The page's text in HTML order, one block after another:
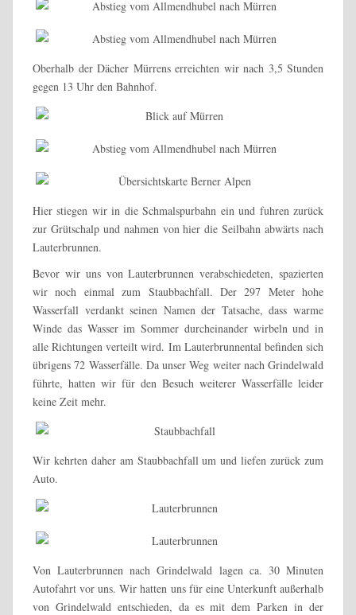
Oberhalb der Dächer Mürrens erreichten wir nach 3,5 Stunden
gegen 13 Uhr den Bahnhof.
Hier stiegen wir in die Schmalspurbahn ein und fuhren zurück
zur Grütschalp und nahmen von hier die Seilbahn abwärts nach
Lauterbrunnen.
Bevor wir uns von Lauterbrunnen verabschiedeten, spazierten
wir noch einmal zum Staubbachfall. Der 297 Meter hohe
Wasserfall verdankt seinen Namen der Tatsache, dass warme
Winde das Wasser im Sommer durcheinander wirbeln und in
alle Richtungen verteilt wird. Im Lauterbrunnental befinden sich
übrigens 72 Wasserfälle. Da unser Weg weiter nach Grindelwald
führte, hatten wir für den Besuch weiterer Wasserfälle leider
keine Zeit mehr.
Wir kehrten daher am Staubbachfall um und liefen zurück zum
Auto.
Von Lauterbrunnen nach Grindelwald lagen ca. 30 Minuten
Autofahrt vor uns. Wir hatten uns für eine Unterkunft außerhalb
von Grindelwald entschieden, da es mit dem Parken in der